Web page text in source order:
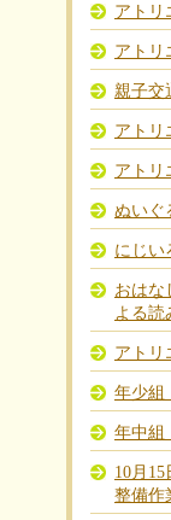
アト
アト
親子交
アト
アト
ぬいぐ
にじい
おはな
よる読
アト
年少
年中
10月
整備作